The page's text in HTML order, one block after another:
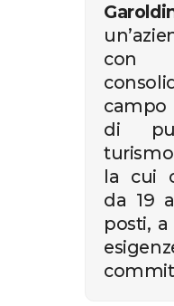
con
di
la cui
da 19
posti,